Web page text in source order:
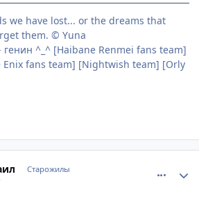
we have lost... or the dreams that
them. © Yuna
^_^ [Haibane Renmei fans team]
Enix fans team] [Nightwish team] [Orly
Старожилы